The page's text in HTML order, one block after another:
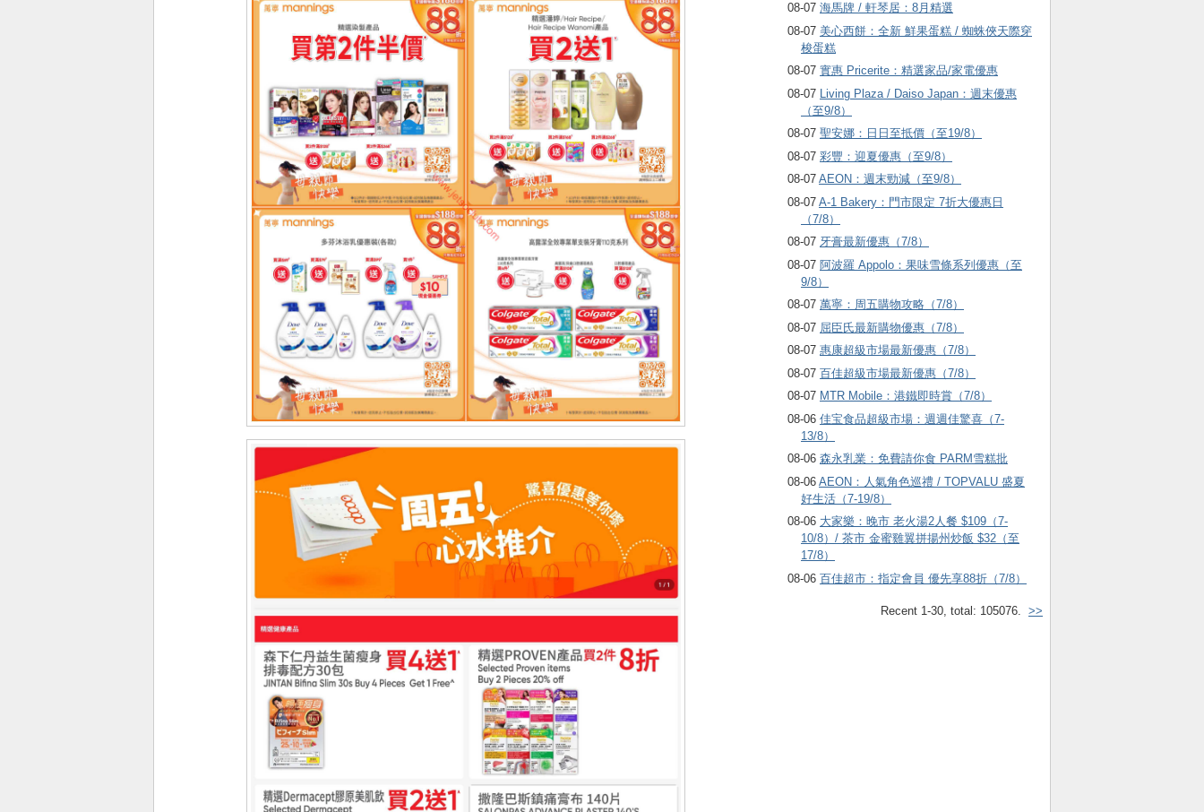
08-07 海馬牌 / 軒琴居：8月精選
08-07 美心西餅：全新 鮮果蛋糕 / 蜘蛛俠天際穿
梭蛋糕
08-07 實惠 Pricerite：精選家品/家電優惠
08-07
Living Plaza / Daiso Japan：週末優惠
（至9/8）
08-07 聖安娜：日日至抵價（至19/8）
08-07 彩豐：迎夏優惠（至9/8）
08-07 AEON：週末勁減（至9/8）
08-07 A-1 Bakery：門市限定 7折大優惠日
（7/8）
08-07 牙膏最新優惠（7/8）
08-07 阿波羅 Appolo：果味雪條系列優惠（至
9/8）
08-07 萬寧：周五購物攻略（7/8）
08-07 屈臣氏最新購物優惠（7/8）
08-07 惠康超級市場最新優惠（7/8）
08-07 百佳超級市場最新優惠（7/8）
08-07 MTR Mobile：港鐵即時賞（7/8）
08-06 佳宝食品超級市場：週週佳驚喜（7-
13/8）
08-06 森永乳業：免費請你食 PARM雪糕批
08-06 AEON：人氣角色巡禮 / TOPVALU 盛夏
好生活（7-19/8）
08-06 大家樂：晚市 老火湯2人餐 $109（7-
10/8）/ 茶市 金蜜雞翼拼揚州炒飯 $32（至
17/8）
08-06 百佳超市：指定會員 優先享88折（7/8）
Recent 1-30, total: 105076. >>